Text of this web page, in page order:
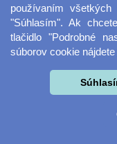
používaním
"Súhlasím". Ak
tlačidlo "Podrobné
súborov cookie nájdete